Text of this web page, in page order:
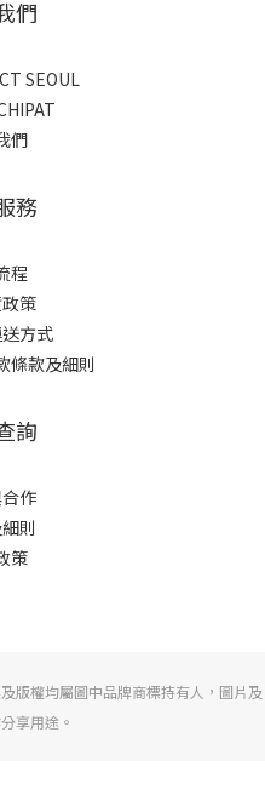
們
SEOUL
們
務
程
策
方式
條款及細則
詢
作
則
策
版權均屬圖中品牌商標持有人，圖片及
享用途。